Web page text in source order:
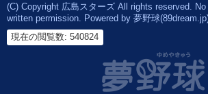
(C) Copyright 広島スターズ All rights reserved.
written permission. Powered by 夢野球
現在の閲覧数: 540824